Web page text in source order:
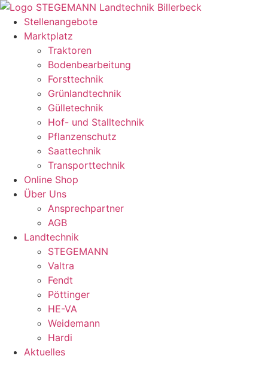
Zum
Inhalt
springen
Stellenangebote
Marktplatz
Traktoren
Bodenbearbeitung
Forsttechnik
Grünlandtechnik
Gülletechnik
Hof- und Stalltechnik
Pflanzenschutz
Saattechnik
Transporttechnik
Online Shop
Über Uns
Ansprechpartner
AGB
Landtechnik
STEGEMANN
Valtra
Fendt
Pöttinger
HE-VA
Weidemann
Hardi
Aktuelles